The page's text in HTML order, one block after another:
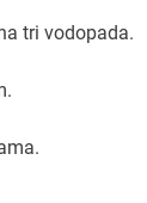
tri vodopada.